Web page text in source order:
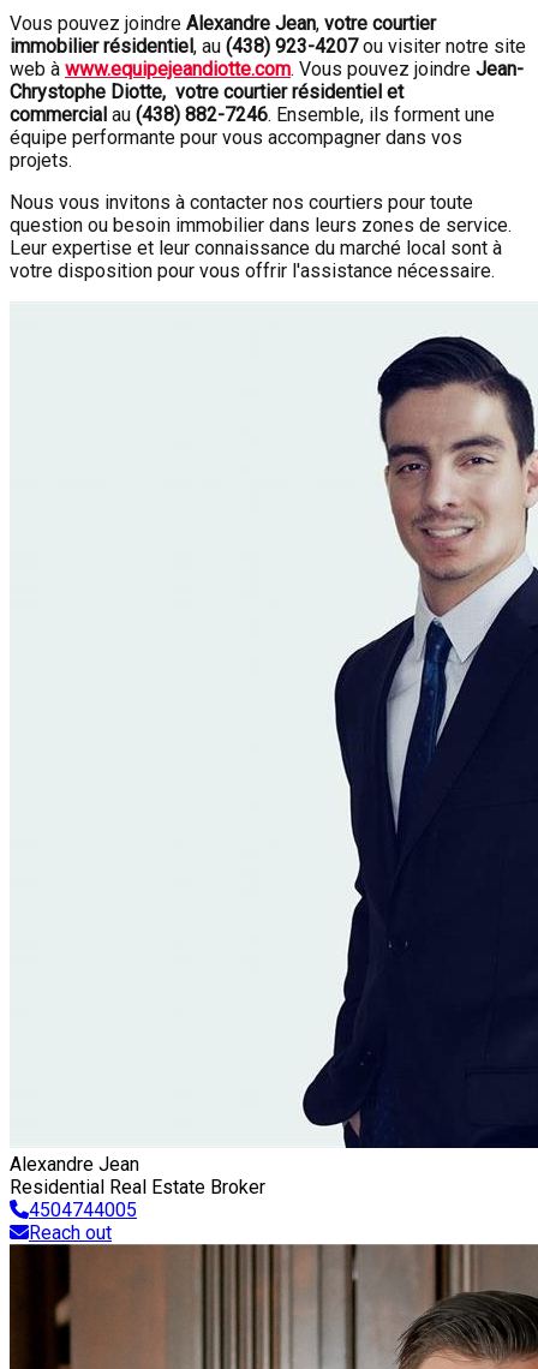
Vous pouvez joindre Alexandre Jean, votre courtier
immobilier résidentiel, au (438) 923-4207ou visiter notre site
web à www.equipejeandiotte.com. Vous pouvez joindre Jean-
Chrystophe Diotte, votre courtier résidentiel et
commercial au (438) 882-7246. Ensemble, ils forment une
équipe performante pour vous accompagner dans vos
projets.
Nous vous invitons à contacter nos courtiers pour toute
question ou besoin immobilier dans leurs zones de service.
Leur expertise et leur connaissance du marché local sont à
votre disposition pour vous offrir l'assistance nécessaire.
Alexandre Jean
Residential Real Estate Broker
4504744005
Reach out